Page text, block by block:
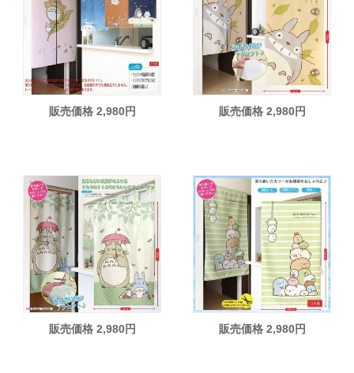
販売価格 2,980円 販売価格 2,980円
販売価格 2,980円 販売価格 2,980円